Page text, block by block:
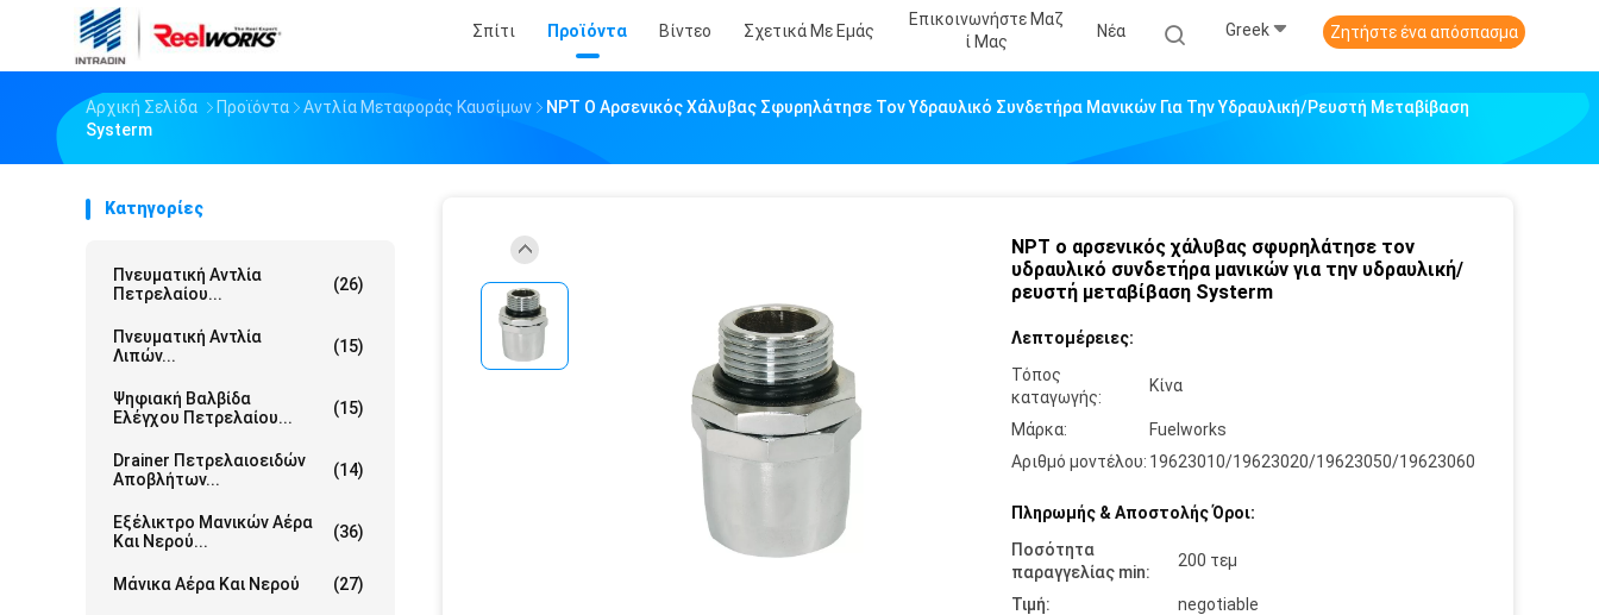
Σπίτι Προϊόντα Βίντεο Σχετικά Με Εμάς
Επικοινωνήστε Μαζ
Ί Μας
Νέα Greek Ζητήστε ένα απόσπασμα
Αρχική Σελίδα Προϊόντα Αντλία Μεταφοράς Καυσίμων
NPT Ο Αρσενικός Χάλυβας Σφυρηλάτησε Τον Υδραυλικό Συνδετήρα Μανικών Για Την Υδραυλική/ρευστή Μεταβίβαση
Systerm
Κατηγορίες
Πνευματική Αντλία
Πετρελαίου...
(26)
Πνευματική Αντλία
Λιπών...
(15)
Ψηφιακή Βαλβίδα
Ελέγχου Πετρελαίου...
(15)
Drainer Πετρελαιοειδών
Αποβλήτων...
(14)
Εξέλικτρο Μανικών Αέρα
Και Νερού...
(36)
Μάνικα Αέρα Και Νερού (27)
NPT ο αρσενικός χάλυβας σφυρηλάτησε τον
υδραυλικό συνδετήρα μανικών για την υδραυλική/
ρευστή μεταβίβαση Systerm
Λεπτομέρειες:
Τόπος
καταγωγής:
Κίνα
Μάρκα:
Fuelworks
Αριθμό μοντέλου: 19623010/19623020/19623050/19623060
Πληρωμής & Αποστολής Όροι:
Ποσότητα
παραγγελίας min:
200 τεμ
Τιμή:
negotiable